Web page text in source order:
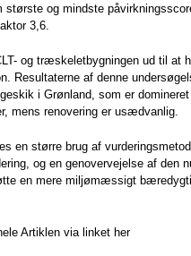
største og mindste
3,6.
og træskeletbygningen ud til at
Resultaterne af denne
i Grønland, som er
mens renovering er usædvanlig.
en større brug af
og en genovervejelse af den
en mere miljømæssigt
Artiklen via linket her